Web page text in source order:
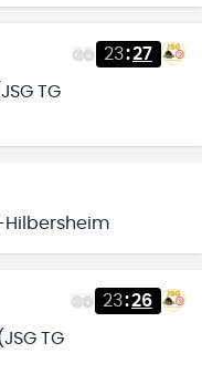
23:27
TG
Hilbersheim
23:26
TG